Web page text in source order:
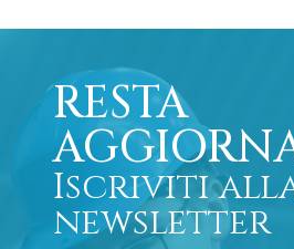
RESTA
Iscriviti
newsletter